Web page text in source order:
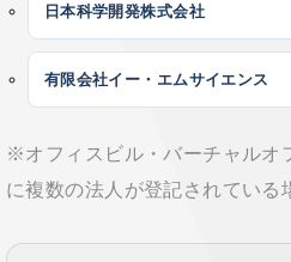
日本科学開発株式会社
有限会社イー・エムサイエンス
※オフィスビル・バーチャルオ
に複数の法人が登記されている